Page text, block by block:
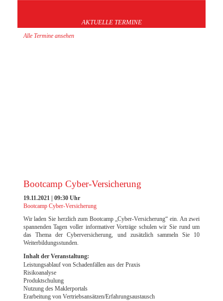
Bootcamp Cyber-Versicherung
19.11.2021 | 09:30 Uhr
Bootcamp Cyber-Versicherung
Wir laden Sie herzlich zum Bootcamp „Cyber-Versicherung“ ein. An zwei
spannenden Tagen voller informativer Vorträge schulen wir Sie rund um
das Thema der Cyberversicherung, und zusätzlich sammeln Sie 10
Weiterbildungsstunden.
Inhalt der Veranstaltung:
Leistungsablauf von Schadenfällen aus der Praxis
Risikoanalyse
Produktschulung
Nutzung des Maklerportals
Erarbeitung von Vertriebsansätzen/Erfahrungsaustausch
AKTUELLE TERMINE
Alle Termine ansehen